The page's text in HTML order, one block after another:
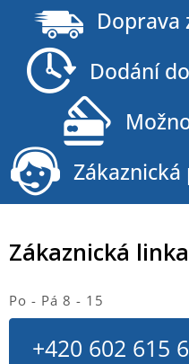
Zákaznická linka
Po - Pá 8 - 15
+420 602 615
Doprava
Dodání
Zákaznická